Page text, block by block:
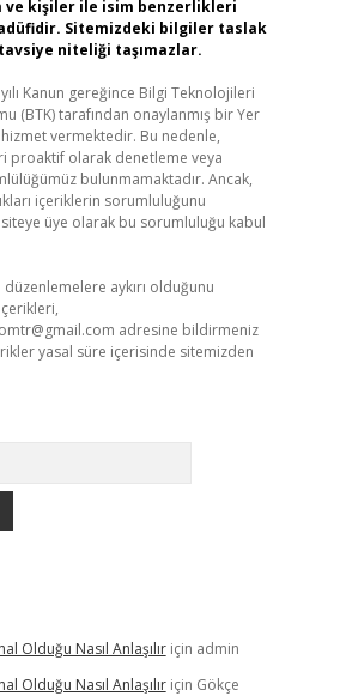
ve kişiler ile isim benzerlikleri
Sitemizdeki bilgiler taslak
niteliği taşımazlar.
Kanun gereğince Bilgi Teknolojileri
(BTK) tarafından onaylanmış bir Yer
hizmet vermektedir. Bu nedenle,
proaktif olarak denetleme veya
bulunmamaktadır. Ancak,
içeriklerin sorumluluğunu
üye olarak bu sorumluluğu kabul
düzenlemelere aykırı olduğunu
adresine bildirmeniz
yasal süre içerisinde sitemizden
Olduğu Nasıl Anlaşılıriçin admin
Olduğu Nasıl Anlaşılıriçin Gökçe